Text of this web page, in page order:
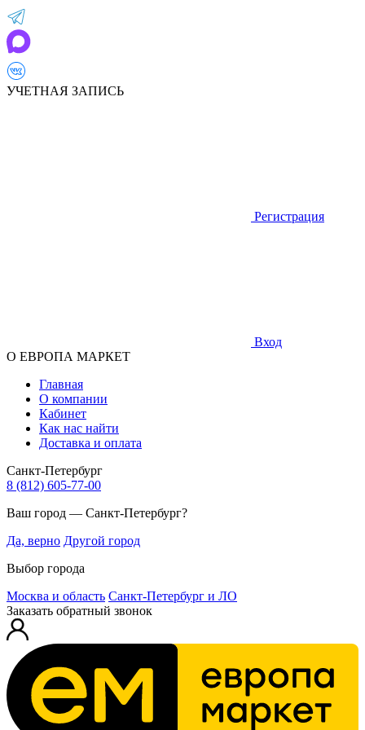
УЧЕТНАЯ ЗАПИСЬ
Регистрация
Вход
О ЕВРОПА МАРКЕТ
Главная
О компании
Кабинет
Как нас найти
Доставка и оплата
Санкт-Петербург
8 (812) 605-77-00
Ваш город — Санкт-Петербург?
Да, верно Другой город
Выбор города
Москва и область Санкт-Петербург и ЛО
Заказать обратный звонок